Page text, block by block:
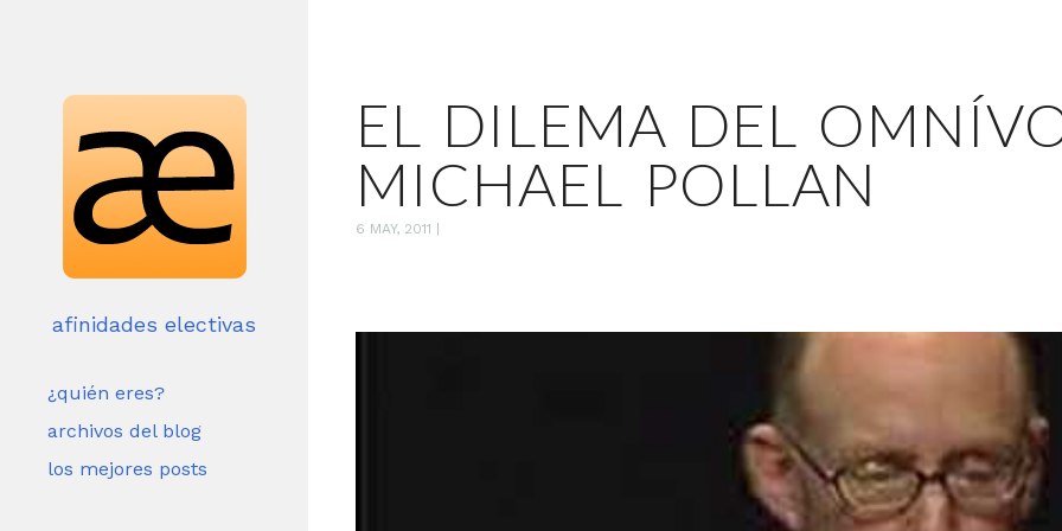
afinidades electivas
¿quién eres?
archivos del blog
los mejores posts
EL DILEMA DEL
MICHAEL POLLAN
6 MAY, 2011